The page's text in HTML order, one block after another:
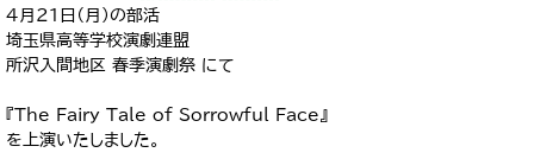
4月21日（月）の部活
埼玉県高等学校演劇連盟
所沢入間地区 春季演劇祭 にて
『The Fairy Tale of Sorrowful Face』
を上演いたしました。